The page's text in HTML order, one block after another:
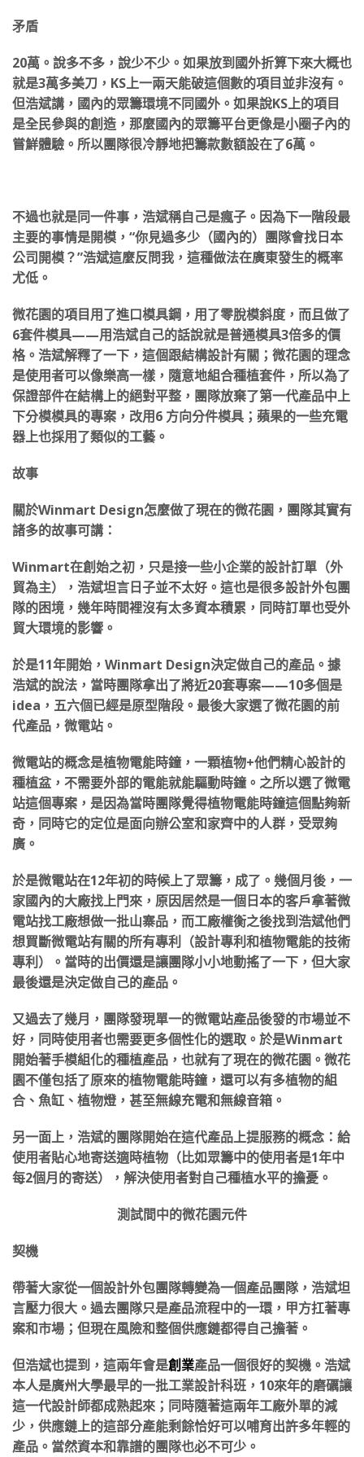
矛盾
20萬。說多不多，說少不少。如果放到國外折算下來大概也
就是3萬多美刀，KS上一兩天能破這個數的項目並非沒有。
但浩斌講，國內的眾籌環境不同國外。如果說KS上的項目
是全民參與的創造，那麼國內的眾籌平台更像是小圈子內的
嘗鮮體驗。所以團隊很冷靜地把籌款數額設在了6萬。
不過也就是同一件事，浩斌稱自己是瘋子。因為下一階段最
主要的事情是開模，“你見過多少（國內的）團隊會找日本
公司開模？”浩斌這麼反問我，這種做法在廣東發生的概率
尤低。
微花園的項目用了進口模具鋼，用了零脫模斜度，而且做了
6套件模具——用浩斌自己的話說就是普通模具3倍多的價
格。浩斌解釋了一下，這個跟結構設計有關；微花園的理念
是使用者可以像樂高一樣，隨意地組合種植套件，所以為了
保證部件在結構上的絕對平整，團隊放棄了第一代產品中上
下分模模具的專案，改用6 方向分件模具；蘋果的一些充電
器上也採用了類似的工藝。
故事
關於Winmart Design怎麼做了現在的微花園，團隊其實有
諸多的故事可講：
Winmart在創始之初，只是接一些小企業的設計訂單（外
貿為主），浩斌坦言日子並不太好。這也是很多設計外包團
隊的困境，幾年時間裡沒有太多資本積累，同時訂單也受外
貿大環境的影響。
於是11年開始，Winmart Design決定做自己的產品。據
浩斌的說法，當時團隊拿出了將近20套專案——10多個是
idea，五六個已經是原型階段。最後大家選了微花園的前
代產品，微電站。
微電站的概念是植物電能時鐘，一顆植物+他們精心設計的
種植盆，不需要外部的電能就能驅動時鐘。之所以選了微電
站這個專案，是因為當時團隊覺得植物電能時鐘這個點夠新
奇，同時它的定位是面向辦公室和家齊中的人群，受眾夠
廣。
於是微電站在12年初的時候上了眾籌，成了。幾個月後，一
家國內的大廠找上門來，原因居然是一個日本的客戶拿著微
電站找工廠想做一批山寨品，而工廠權衡之後找到浩斌他們
想買斷微電站有關的所有專利（設計專利和植物電能的技術
專利）。當時的出價還是讓團隊小小地動搖了一下，但大家
最後還是決定做自己的產品。
又過去了幾月，團隊發現單一的微電站產品後發的市場並不
好，同時使用者也需要更多個性化的選取。於是Winmart
開始著手模組化的種植產品，也就有了現在的微花園。微花
園不僅包括了原來的植物電能時鐘，還可以有多植物的組
合、魚缸、植物燈，甚至無線充電和無線音箱。
另一面上，浩斌的團隊開始在這代產品上提服務的概念：給
使用者貼心地寄送適時植物（比如眾籌中的使用者是1年中
每2個月的寄送），解決使用者對自己種植水平的擔憂。
測試間中的微花園元件
契機
帶著大家從一個設計外包團隊轉變為一個產品團隊，浩斌坦
言壓力很大。過去團隊只是產品流程中的一環，甲方扛著專
案和市場；但現在風險和整個供應鏈都得自己擔著。
但浩斌也提到，這兩年會是創業產品一個很好的契機。浩斌
本人是廣州大學最早的一批工業設計科班，10來年的磨礪讓
這一代設計師都成熟起來；同時隨著這兩年工廠外單的減
少，供應鏈上的這部分產能剩餘恰好可以哺育出許多年輕的
產品。當然資本和靠譜的團隊也必不可少。